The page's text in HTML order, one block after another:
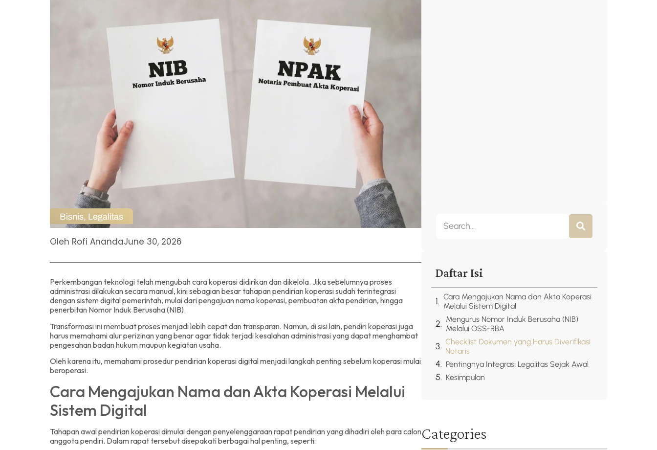
Bisnis, Legalitas
Oleh Rofi AnandaJune 30, 2026
Perkembangan teknologi telah mengubah cara koperasi didirikan dan dikelola. Jika sebelumnya proses
administrasi dilakukan secara manual, kini sebagian besar tahapan pendirian koperasi sudah terintegrasi
dengan sistem digital pemerintah, mulai dari pengajuan nama koperasi, pembuatan akta pendirian, hingga
penerbitan Nomor Induk Berusaha (NIB).
Transformasi ini membuat proses menjadi lebih cepat dan transparan. Namun, di sisi lain, pendiri koperasi juga
harus memahami alur perizinan yang benar agar tidak terjadi kesalahan administrasi yang dapat menghambat
pengesahan badan hukum maupun kegiatan usaha.
Oleh karena itu, memahami prosedur pendirian koperasi digital menjadi langkah penting sebelum koperasi mulai
beroperasi.
Cara Mengajukan Nama dan Akta Koperasi Melalui
Sistem Digital
Tahapan awal pendirian koperasi dimulai dengan penyelenggaraan rapat pendirian yang dihadiri oleh para calon
anggota pendiri. Dalam rapat tersebut disepakati berbagai hal penting, seperti:
Daftar Isi
Cara Mengajukan Nama dan Akta Koperasi
Melalui Sistem Digital
Mengurus Nomor Induk Berusaha (NIB)
Melalui OSS-RBA
Checklist Dokumen yang Harus Diverifikasi
Notaris
Pentingnya Integrasi Legalitas Sejak Awal
Kesimpulan
Categories